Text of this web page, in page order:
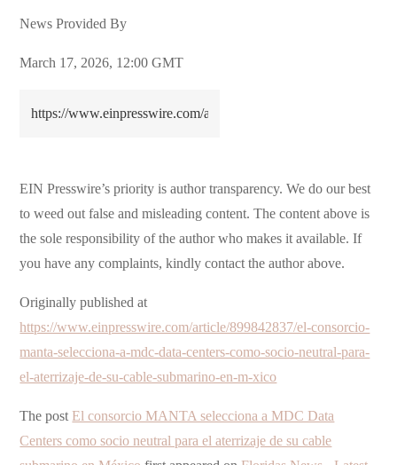
News Provided By
March 17, 2026, 12:00 GMT
EIN Presswire’s priority is author transparency. We do our best
to weed out false and misleading content. The content above is
the sole responsibility of the author who makes it available. If
you have any complaints, kindly contact the author above.
Originally published at
https://www.einpresswire.com/article/899842837/el-consorcio-
manta-selecciona-a-mdc-data-centers-como-socio-neutral-para-
el-aterrizaje-de-su-cable-submarino-en-m-xico
The post El consorcio MANTA selecciona a MDC Data
Centers como socio neutral para el aterrizaje de su cable